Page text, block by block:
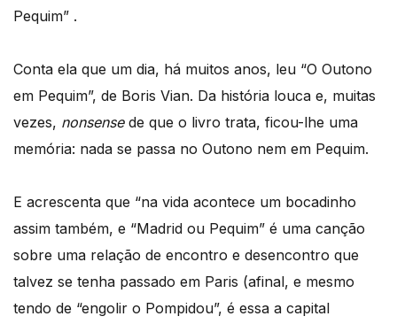
Pequim” .
Conta ela que um dia, há muitos anos, leu “O Outono
em Pequim”, de Boris Vian. Da história louca e, muitas
vezes, nonsensede que o livro trata, ficou-lhe uma
memória: nada se passa no Outono nem em Pequim.
E acrescenta que “na vida acontece um bocadinho
assim também, e “Madrid ou Pequim” é uma canção
sobre uma relação de encontro e desencontro que
talvez se tenha passado em Paris (afinal, e mesmo
tendo de “engolir o Pompidou”, é essa a capital